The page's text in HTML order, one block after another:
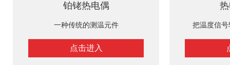
铂铑热电偶
一种传统的测温元件
点击进入
把温度信